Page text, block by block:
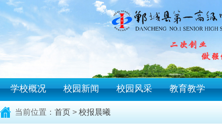
学校概况 校园新闻 校园风采 教育教学
当前位置： 首页 > 校报晨曦